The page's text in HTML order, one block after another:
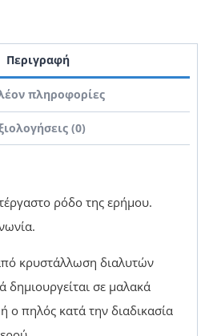
Περιγραφή
πληροφορίες
(0)
ρόδο της ερήμου.
κρυστάλλωση διαλυτών
σε μαλακά
πηλός κατά την διαδικασία